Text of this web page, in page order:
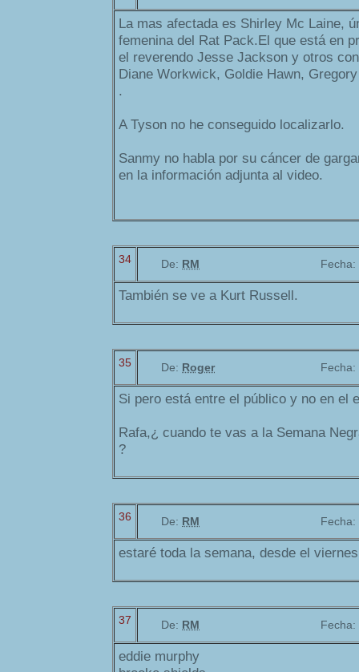
La mas afectada es Shirley Mc Laine,
femenina del Rat Pack.El que está en
el reverendo Jesse Jackson y otros
Diane Workwick, Goldie Hawn,
.
A Tyson no he conseguido localizarlo.
Sanmy no habla por su cáncer de
en la información adjunta al video.
34 De: RM Fecha:
También se ve a Kurt Russell.
35 De: Roger Fecha:
Si pero está entre el público y no en el
Rafa,¿ cuando te vas a la Semana
?
36 De: RM Fecha:
estaré toda la semana, desde el viernes
37 De: RM Fecha:
eddie murphy